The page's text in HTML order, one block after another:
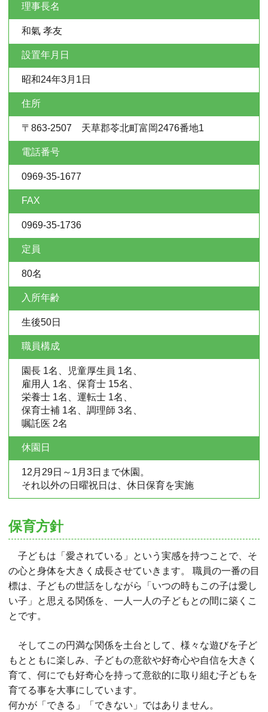
理事長名
和氣 孝友
設置年月日
昭和24年3月1日
住所
〒863-2507 天草郡苓北町富岡2476番地1
電話番号
0969-35-1677
FAX
0969-35-1736
定員
80名
入所年齢
生後50日
職員構成
園長 1名、児童厚生員 1名、
雇用人 1名、保育士 15名、
栄養士 1名、運転士 1名、
保育士補 1名、調理師 3名、
嘱託医 2名
休園日
12月29日～1月3日まで休園。
それ以外の日曜祝日は、休日保育を実施
保育方針
子どもは「愛されている」という実感を持つことで、そ
の心と身体を大きく成長させていきます。 職員の一番の目
標は、子どもの世話をしながら「いつの時もこの子は愛し
い子」と思える関係を、一人一人の子どもとの間に築くこ
とです。
そしてこの円満な関係を土台として、様々な遊びを子ど
もとともに楽しみ、子どもの意欲や好奇心や自信を大きく
育て、何にでも好奇心を持って意欲的に取り組む子どもを
育てる事を大事にしています。
何かが「できる」「できない」ではありません。